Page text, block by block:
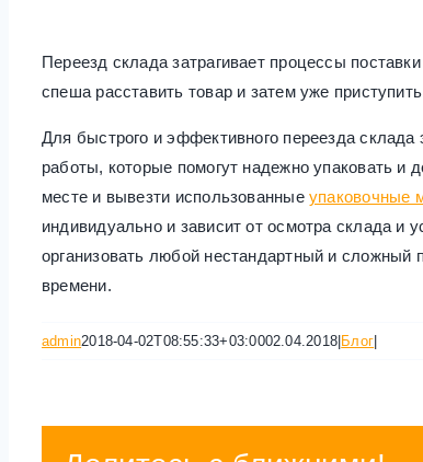
Переезд склада затрагивает процессы
спеша расставить товар и затем уже
Для быстрого и эффективного переезда склада
работы, которые помогут надежно упаковать и
месте и вывезти использованные упаковочные
индивидуально и зависит от осмотра склада и
организовать любой нестандартный и сложный
времени.
admin2018-04-02T08:55:33+03:0002.04.2018 Блог